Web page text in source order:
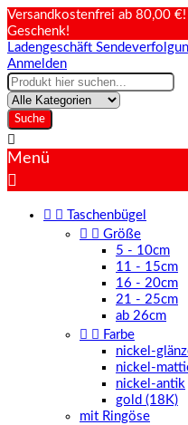
Versandkostenfrei ab
Geschenk!
Ladengeschäft
Anmelden
Suche

Menü

 
Taschenbügel
  Größe
5 - 10cm
11 - 15cm
16 - 20cm
21 - 25cm
ab 26cm
  Farbe
nickel-
nickel-
nickel-antik
gold (18K)
mit Ringöse